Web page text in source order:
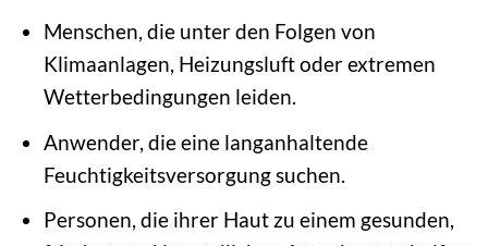
Menschen, die unter den Folgen von
Klimaanlagen, Heizungsluft oder extremen
Wetterbedingungen leiden.
Anwender, die eine langanhaltende
Feuchtigkeitsversorgung suchen.
Personen, die ihrer Haut zu einem gesunden,